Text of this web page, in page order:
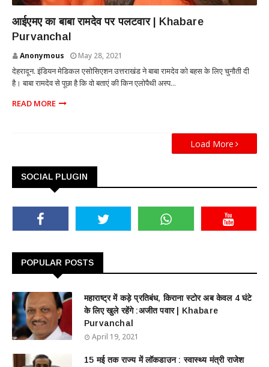
आईएमए का बाबा रामदेव पर पलटवार | Khabare
Purvanchal
Anonymous May 28, 2021
देहरादून. इंडियन मेडिकल एसोसिएशन उत्तराखंड ने बाबा रामदेव को बहस के लिए चुनौती दी
है। बाबा रामदेव से पूछा है कि वो बताएं की किन एलोपैथी अस्प...
READ MORE
Load More
SOCIAL PLUGIN
POPULAR POSTS
महाराष्ट्र में कड़े प्रतिबंध, किराना स्टोर अब केवल 4 घंटे
के लिए खुले रहेंगे :अजीत पवार | Khabare
Purvanchal
April 19, 2021
15 मई तक राज्य में लॉकडाउन : स्वास्थ्य मंत्री राजेश